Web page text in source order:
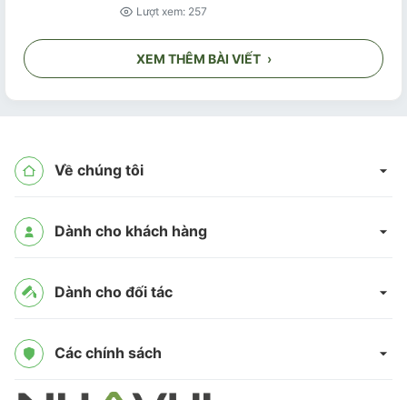
Lượt xem: 257
XEM THÊM BÀI VIẾT ›
Về chúng tôi
Dành cho khách hàng
Dành cho đối tác
Các chính sách